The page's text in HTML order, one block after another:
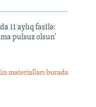
11 aylıq fasilə:
pulsuz olsun'
materialları burada